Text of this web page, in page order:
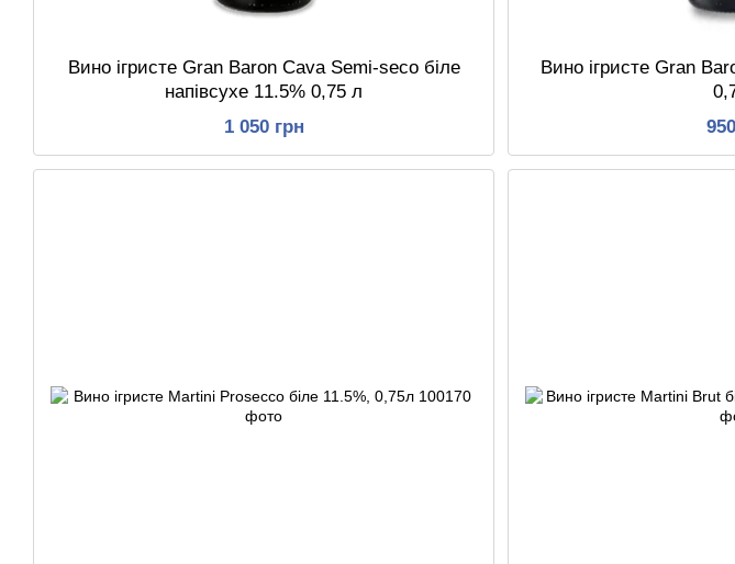
Вино ігристе Gran Baron Cava Semi-seco біле
напівсухе 11.5% 0,75 л
1 050 грн
Вино ігристе Gran